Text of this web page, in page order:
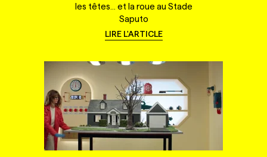
les têtes... et la roue au Stade
Saputo
LIRE L'ARTICLE